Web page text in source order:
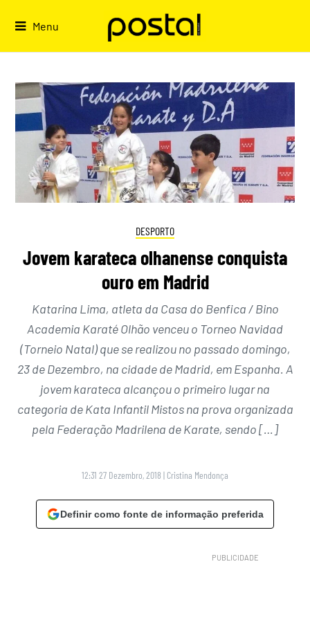
Menu
DESPORTO
Jovem karateca olhanense conquista
ouro em Madrid
Katarina Lima, atleta da Casa do Benfica / Bino
Academia Karaté Olhão venceu o Torneo Navidad
(Torneio Natal) que se realizou no passado domingo,
23 de Dezembro, na cidade de Madrid, em Espanha. A
jovem karateca alcançou o primeiro lugar na
categoria de Kata Infantil Mistos na prova organizada
pela Federação Madrilena de Karate, sendo […]
12:31 27 Dezembro, 2018 | Cristina Mendonça
Definir como fonte de informação preferida